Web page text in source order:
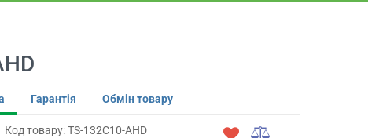
Гарантія Обмін товару
Код товару: TS-132C10-AHD